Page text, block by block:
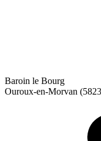
Baroin le Bourg
Ouroux-en-Morvan